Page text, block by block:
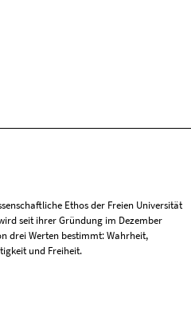
Ethos der Freien Universität
seit ihrer Gründung im Dezember
drei Werten bestimmt: Wahrheit,
und Freiheit.